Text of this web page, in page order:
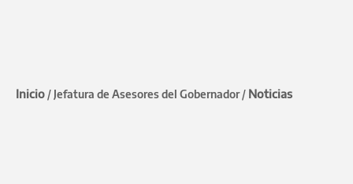
Inicio / Jefatura de Asesores del Gobernador/ Noticias
tardías